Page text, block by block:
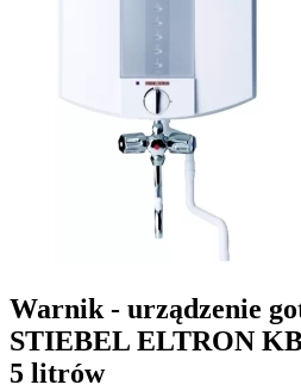
Warnik - urządzenie
STIEBEL ELTRON
5 litrów